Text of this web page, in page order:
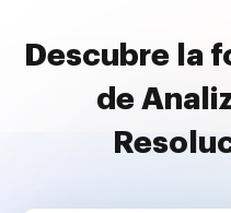
Descubre la
de